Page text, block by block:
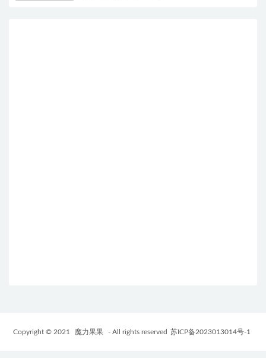
Copyright © 2021 魔力果果 - All rights reserved 苏ICP备2023013014号-1